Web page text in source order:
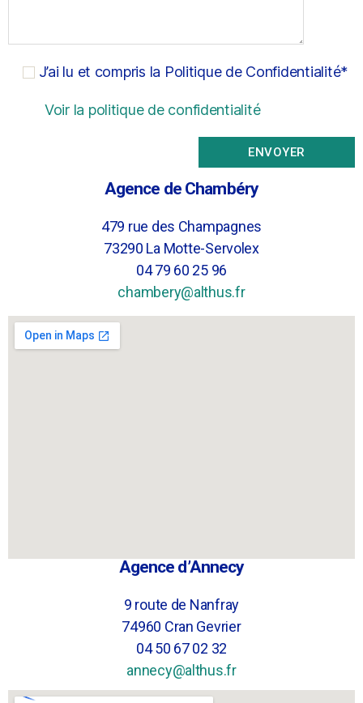
J’ai lu et compris la Politique de Confidentialité*
Voir la politique de confidentialité
Agence de Chambéry
479 rue des Champagnes
73290 La Motte-Servolex
04 79 60 25 96
chambery@althus.fr
Agence d’Annecy
9 route de Nanfray
74960 Cran Gevrier
04 50 67 02 32
annecy@althus.fr